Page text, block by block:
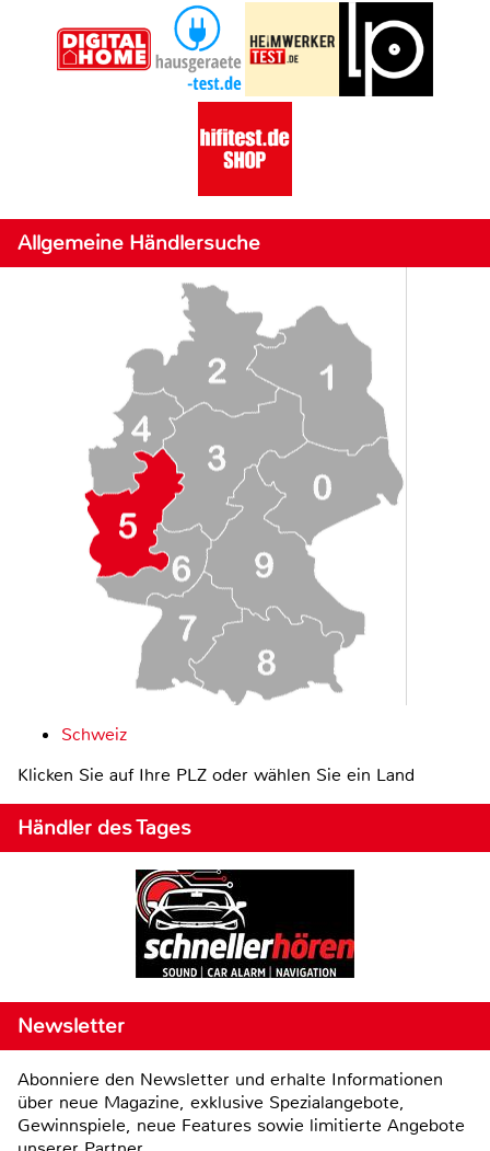
Allgemeine Händlersuche
Schweiz
Klicken Sie auf Ihre PLZ oder wählen Sie ein Land
Händler des Tages
Newsletter
Abonniere den Newsletter und erhalte Informationen
über neue Magazine, exklusive Spezialangebote,
Gewinnspiele, neue Features sowie limitierte Angebote